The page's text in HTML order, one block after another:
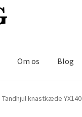
Om os Blog
Tandhjul knastkæde YX140